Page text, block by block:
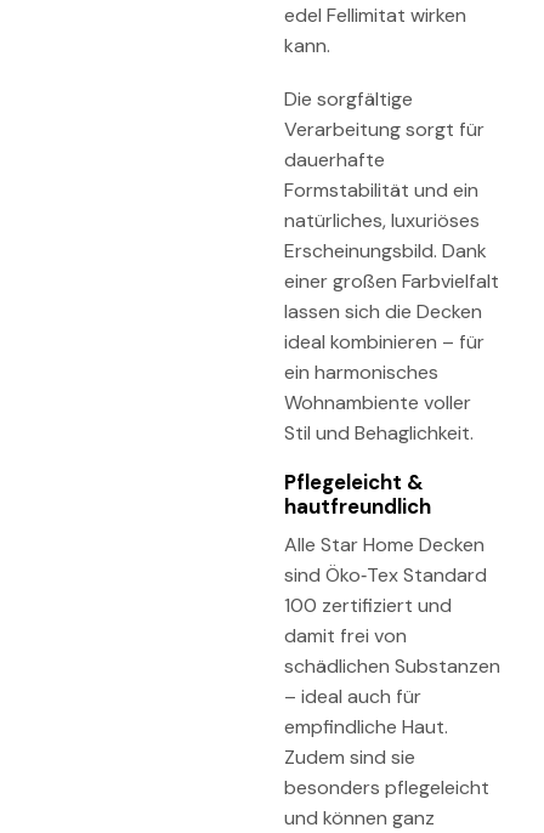
edel Fellimitat wirken
kann.
Die sorgfältige
Verarbeitung sorgt für
dauerhafte
Formstabilität und ein
natürliches, luxuriöses
Erscheinungsbild. Dank
einer großen Farbvielfalt
lassen sich die Decken
ideal kombinieren – für
ein harmonisches
Wohnambiente voller
Stil und Behaglichkeit.
Pflegeleicht &
hautfreundlich
Alle Star Home Decken
sind Öko‑Tex Standard
100 zertifiziert und
damit frei von
schädlichen Substanzen
– ideal auch für
empfindliche Haut.
Zudem sind sie
besonders pflegeleicht
und können ganz